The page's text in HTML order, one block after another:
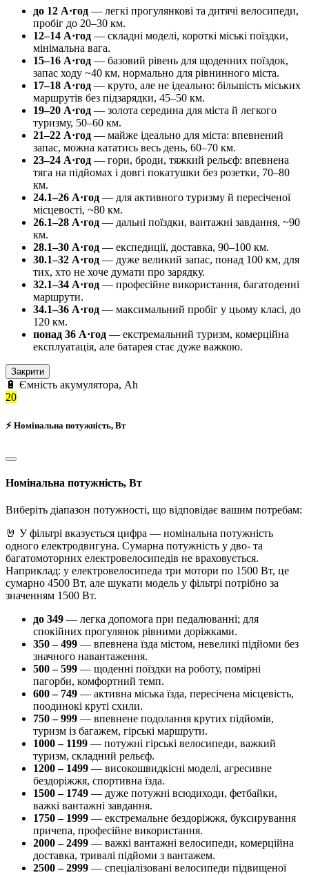
до 12 А·год — легкі прогулянкові та дитячі велосипеди,
пробіг до 20–30 км.
12–14 А·год — складні моделі, короткі міські поїздки,
мінімальна вага.
15–16 А·год — базовий рівень для щоденних поїздок,
запас ходу ~40 км, нормально для рівнинного міста.
17–18 А·год — круто, але не ідеально: більшість міських
маршрутів без підзарядки, 45–50 км.
19–20 А·год — золота середина для міста й легкого
туризму, 50–60 км.
21–22 А·год — майже ідеально для міста: впевнений
запас, можна кататись весь день, 60–70 км.
23–24 А·год — гори, броди, тяжкий рельєф: впевнена
тяга на підйомах і довгі покатушки без розетки, 70–80
км.
24.1–26 А·год — для активного туризму й пересіченої
місцевості, ~80 км.
26.1–28 А·год — дальні поїздки, вантажні завдання, ~90
км.
28.1–30 А·год — експедиції, доставка, 90–100 км.
30.1–32 А·год — дуже великий запас, понад 100 км, для
тих, хто не хоче думати про зарядку.
32.1–34 А·год — професійне використання, багатоденні
маршрути.
34.1–36 А·год — максимальний пробіг у цьому класі, до
120 км.
понад 36 А·год — екстремальний туризм, комерційна
експлуатація, але батарея стає дуже важкою.
Закрити
🔋 Ємність акумулятора, Ah
20
⚡ Номінальна потужність, Вт
Номінальна потужність, Вт
Виберіть діапазон потужності, що відповідає вашим потребам:
🤘 У фільтрі вказується цифра — номінальна потужність
одного електродвигуна. Сумарна потужність у дво- та
багатомоторних електровелосипедів не враховується.
Наприклад: у електровелосипеда три мотори по 1500 Вт, це
сумарно 4500 Вт, але шукати модель у фільтрі потрібно за
значенням 1500 Вт.
до 349 — легка допомога при педалюванні; для
спокійних прогулянок рівними доріжками.
350 – 499 — впевнена їзда містом, невеликі підйоми без
значного навантаження.
500 – 599 — щоденні поїздки на роботу, помірні
пагорби, комфортний темп.
600 – 749 — активна міська їзда, пересічена місцевість,
поодинокі круті схили.
750 – 999 — впевнене подолання крутих підйомів,
туризм із багажем, гірські маршрути.
1000 – 1199 — потужні гірські велосипеди, важкий
туризм, складний рельєф.
1200 – 1499 — високошвидкісні моделі, агресивне
бездоріжжя, спортивна їзда.
1500 – 1749 — дуже потужні всюдиходи, фетбайки,
важкі вантажні завдання.
1750 – 1999 — екстремальне бездоріжжя, буксирування
причепа, професійне використання.
2000 – 2499 — важкі вантажні велосипеди, комерційна
доставка, тривалі підйоми з вантажем.
2500 – 2999 — спеціалізовані велосипеди підвищеної